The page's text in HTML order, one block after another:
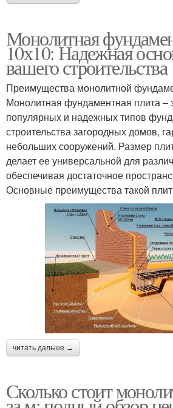
Монолитная
10х10: Надежная
вашего строительства
Преимущества монолитной
Монолитная фундаментная плита –
популярных и надежных типов
строительства загородных домов,
небольших сооружений. Размер
делает ее универсальной для
обеспечивая достаточное
Основные преимущества такой
читать дальше →
Сколько стоит